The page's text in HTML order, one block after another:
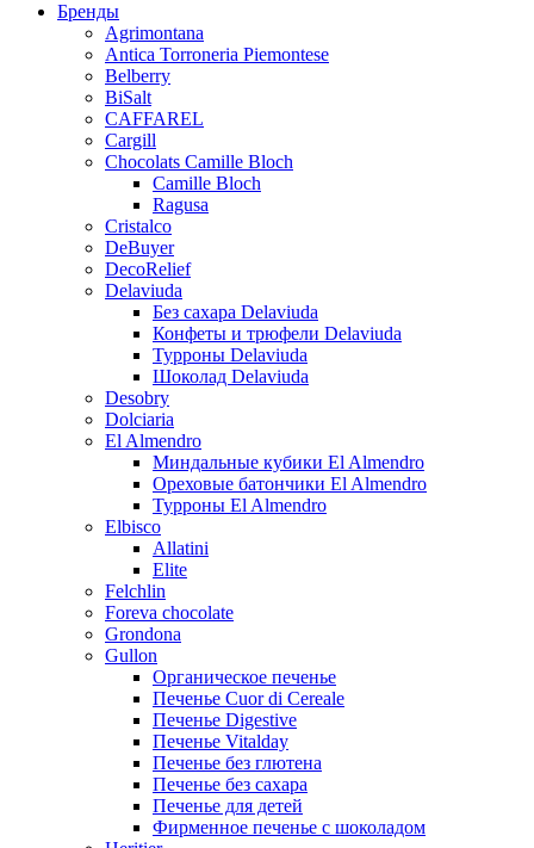
Бренды
Agrimontana
Antica Torroneria Piemontese
Belberry
BiSalt
CAFFAREL
Cargill
Chocolats Camille Bloch
Camille Bloch
Ragusa
Cristalco
DeBuyer
DecoRelief
Delaviuda
Без сахара Delaviuda
Конфеты и трюфели Delaviuda
Турроны Delaviuda
Шоколад Delaviuda
Desobry
Dolciaria
El Almendro
Миндальные кубики El Almendro
Ореховые батончики El Almendro
Турроны El Almendro
Elbisco
Allatini
Elite
Felchlin
Foreva chocolate
Grondona
Gullon
Органическое печенье
Печенье Cuor di Cereale
Печенье Digestive
Печенье Vitalday
Печенье без глютена
Печенье без сахара
Печенье для детей
Фирменное печенье с шоколадом